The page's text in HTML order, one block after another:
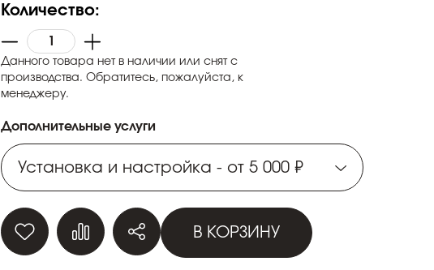
Количество:
Данного товара нет в наличии или снят с
производства. Обратитесь, пожалуйста, к
менеджеру.
Дополнительные услуги
Установка и настройка - от 5 000 ₽
Установка и настройка - от 5 000 ₽
Установка и настройка - от 5 000 ₽
В КОРЗИНУ